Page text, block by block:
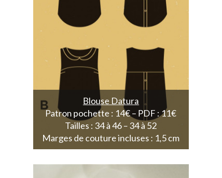
Blouse Datura
Patron pochette : 14€ – PDF : 11€
Tailles : 34 à 46 – 34 à 52
Marges de couture incluses : 1,5 cm